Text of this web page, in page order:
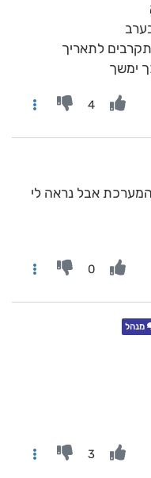
לתאריך
ימשך
4
אבל נראה לי
0
מנהל
3